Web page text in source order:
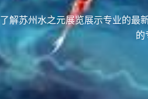
了解苏州水之元展览展示专业的最
的